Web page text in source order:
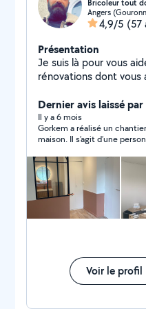
Bricoleur tout
Angers
4,9/5 (57
Présentation
Je suis là pour vous
rénovations dont vous
Parquet Réparation
réparation de tous
réparation de prises
à petite échelle.
Entretien et réparation de jardin. Et
pour laquelle vous
Dernier avis laissé
Il y a 6 mois
Gorkem a réalisé un
maison. Il s’agit d’une personne de confiance et très sérieuse.
totalement.
Voir le profil